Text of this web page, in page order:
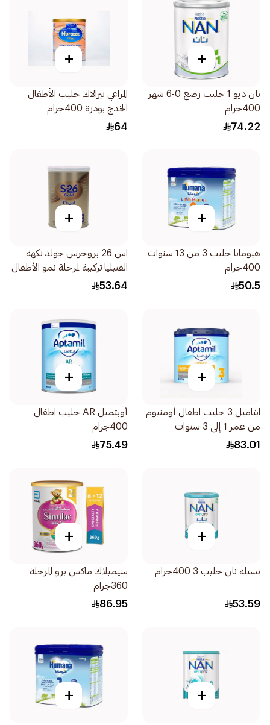
+
نان ديو 1 حليب رضع 0-6 شهر
400جرام
74.22
+
المراعي نيرالاك حليب الأطفال
الخدج بودرة 400جرام
64
+
هيومانا حليب 3 من 13 سنوات
400جرام
50.5
+
اس 26 بروجرس جولد نكهة
الفنيليا تركيبة لمرحلة نمو الأطفال
المرحلة 3 400جرام
53.64
+
ابتاميل 3 حليب اطفال أومنيوم
من عمر 1 إلى 3 سنوات
400جرام
83.01
+
أوبتميل AR حليب اطفال
400جرام
75.49
+
نستله نان حليب 3 400جرام
53.59
+
سيميلاك ماكس برو المرحلة
360جرام
86.95
+
+